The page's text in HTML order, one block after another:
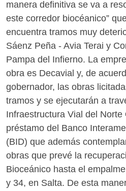
manera definitiva se va a
este corredor biocéanico”
encuentra tramos muy
Sáenz Peña - Avia Terai y
Pampa del Infierno. La
obra es Decavial y, de
gobernador, las obras
tramos y se ejecutarán a
Infraestructura Vial del Norte
préstamo del Banco
(BID) que además
obras que prevé la
Bioceánico hasta el
y 34, en Salta. De esta